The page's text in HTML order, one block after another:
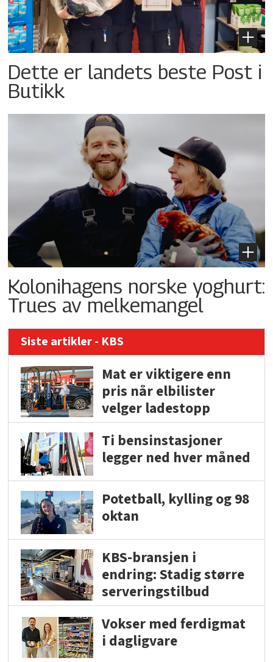
Dette er landets beste Post i
Butikk
Kolonihagens norske yoghurt:
Trues av melkemangel
Siste artikler - KBS
Mat er viktigere enn
pris når elbilister
velger ladestopp
Ti bensinstasjoner
legger ned hver måned
Potetball, kylling og 98
oktan
KBS-bransjen i
endring: Stadig større
serveringstilbud
Vokser med ferdigmat
i dagligvare